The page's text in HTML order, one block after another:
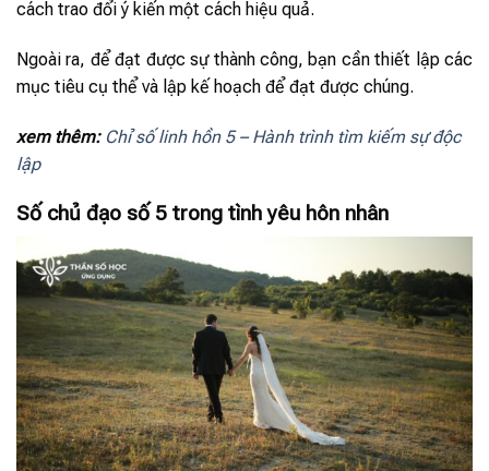
cách trao đổi ý kiến một cách hiệu quả.
Ngoài ra, để đạt được sự thành công, bạn cần thiết lập các
mục tiêu cụ thể và lập kế hoạch để đạt được chúng.
xem thêm: Chỉ số linh hồn 5 – Hành trình tìm kiếm sự độc
lập
Số chủ đạo số 5 trong tình yêu hôn nhân